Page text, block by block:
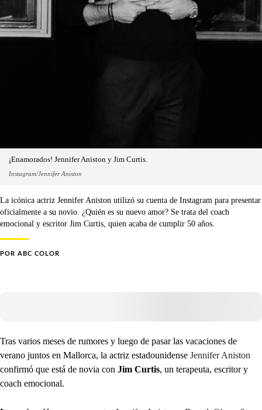
¡Enamorados! Jennifer Aniston y Jim Curtis.
Instagram/Jennifer Aniston
La icónica actriz Jennifer Aniston utilizó su cuenta de Instagram para presentar
oficialmente a su novio. ¿Quién es su nuevo amor? Se trata del coach
emocional y escritor Jim Curtis, quien acaba de cumplir 50 años.
POR ABC COLOR
Tras varios meses de rumores y luego de pasar las vacaciones de
verano juntos en Mallorca, la actriz estadounidense Jennifer Aniston
confirmó que está de novia con Jim Curtis, un terapeuta, escritor y
coach emocional.